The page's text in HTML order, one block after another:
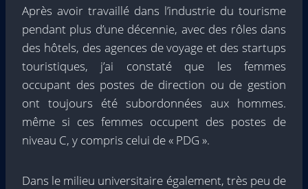
Après avoir travaillé dans l’industrie du tourisme
pendant plus d’une décennie, avec des rôles dans
des hôtels, des agences de voyage et des startups
touristiques, j’ai constaté que les femmes
occupant des postes de direction ou de gestion
ont toujours été subordonnées aux hommes.
même si ces femmes occupent des postes de
niveau C, y compris celui de « PDG ».
Dans le milieu universitaire également, très peu de